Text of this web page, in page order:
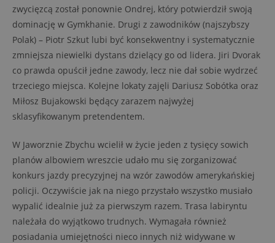
zwycięzcą został ponownie Ondrej, który potwierdził swoją
dominację w Gymkhanie. Drugi z zawodników (najszybszy
Polak) – Piotr Szkut lubi być konsekwentny i systematycznie
zmniejsza niewielki dystans dzielący go od lidera. Jiri Dvorak
co prawda opuścił jedne zawody, lecz nie dał sobie wydrzeć
trzeciego miejsca. Kolejne lokaty zajęli Dariusz Sobótka oraz
Miłosz Bujakowski będący zarazem najwyżej
sklasyfikowanym pretendentem.
W Jaworznie Zbychu wcielił w życie jeden z tysięcy sowich
planów albowiem wreszcie udało mu się zorganizować
konkurs jazdy precyzyjnej na wzór zawodów amerykańskiej
policji. Oczywiście jak na niego przystało wszystko musiało
wypalić idealnie już za pierwszym razem. Trasa labiryntu
należała do wyjątkowo trudnych. Wymagała również
posiadania umiejętności nieco innych niż widywane w